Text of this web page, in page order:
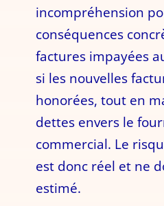
incompréhension
conséquences
factures impayées
si les nouvelles
honorées, tout en
dettes envers le
commercial. Le
est donc réel et ne
estimé.